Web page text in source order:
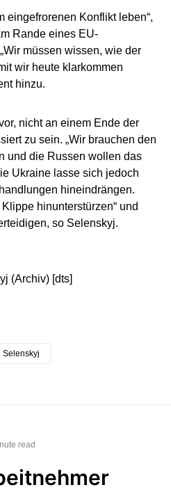
eingefrorenen Konflikt leben“,
Rande eines EU-
müssen wissen, wie der
wir heute klarkommen
hinzu.
nicht an einem Ende der
zu sein. „Wir brauchen den
und die Russen wollen das
Ukraine lasse sich jedoch
hineindrängen.
hinunterstürzen“ und
so Selenskyj.
(Archiv) [dts]
Selenskyj
read